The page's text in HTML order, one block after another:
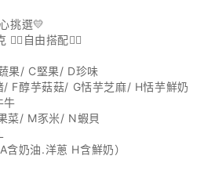
挑選💛
自由搭配👈🏻
果/ C堅果/ D珍味
/ F醇芋菇菇/ G恬芋芝麻/ H恬芋鮮奶
牛
菜/ M豕米/ N蝦貝
奶油.洋蔥 H含鮮奶）